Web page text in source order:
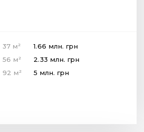
37 м 2 1.66 млн. грн
56 м 2 2.33 млн. грн
92 м 2 5 млн. грн